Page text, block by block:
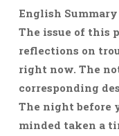
English Summary
The issue of this
reflections on
right now. The
corresponding
The night before
minded taken a